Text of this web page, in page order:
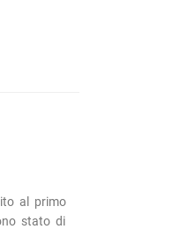
al primo
stato di